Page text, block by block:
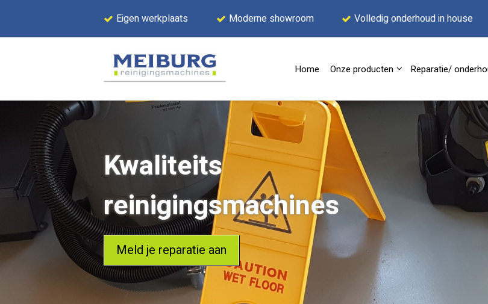
Eigen werkplaats Moderne showroom Volledig onderhoud in house
Home Onze producten Reparatie/
Kwaliteits
reinigingsmachines
Meld je reparatie aan